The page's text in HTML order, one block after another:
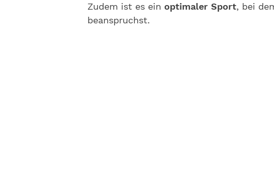
Zudem ist es ein optimaler Sport, bei
beanspruchst.